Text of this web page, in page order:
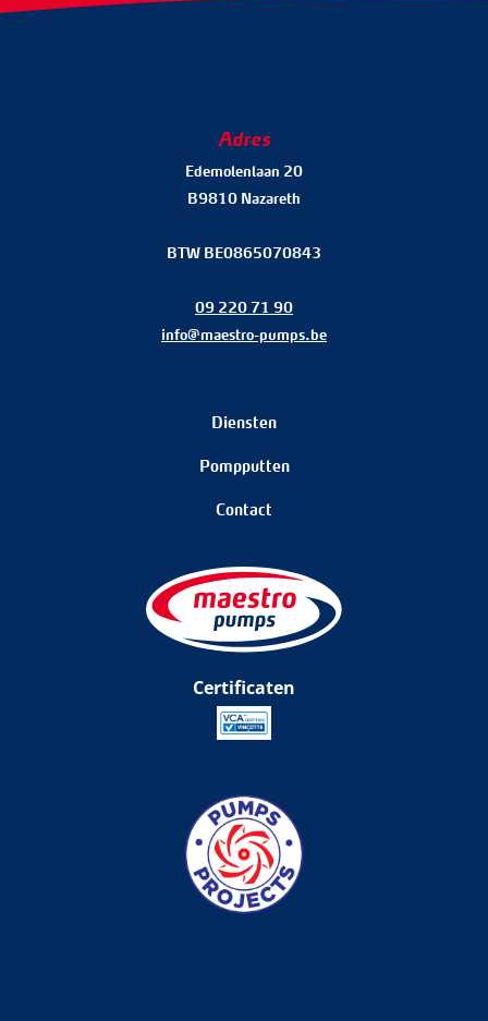
Certificaten
Diensten
Pompputten
Contact
Adres
Edemolenlaan 20
B9810 Nazareth
BTW BE0865070843
09 220 71 90
info@maestro-pumps.be